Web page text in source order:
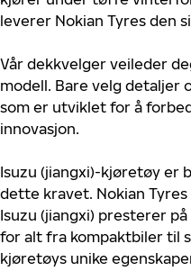
leverer Nokian Tyres den
Vår dekkvelger veileder
modell. Bare velg detaljer
som er utviklet for å
innovasjon.
Isuzu (jiangxi)-kjøretøy er
dette kravet. Nokian
Isuzu (jiangxi) presterer
for alt fra kompaktbiler til
kjøretøys unike